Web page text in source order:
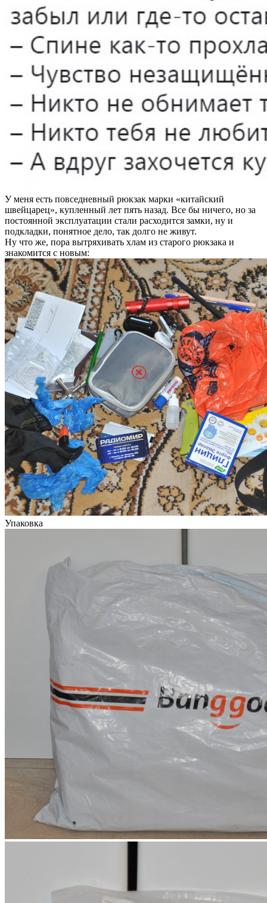
У меня есть повседневный рюкзак марки «китайский
швейцарец», купленный лет пять назад. Все бы ничего, но за
постоянной эксплуатации стали расходится замки, ну и
подкладки, понятное дело, так долго не живут.
Ну что же, пора вытряхивать хлам из старого рюкзака и
знакомится с новым:
Упаковка